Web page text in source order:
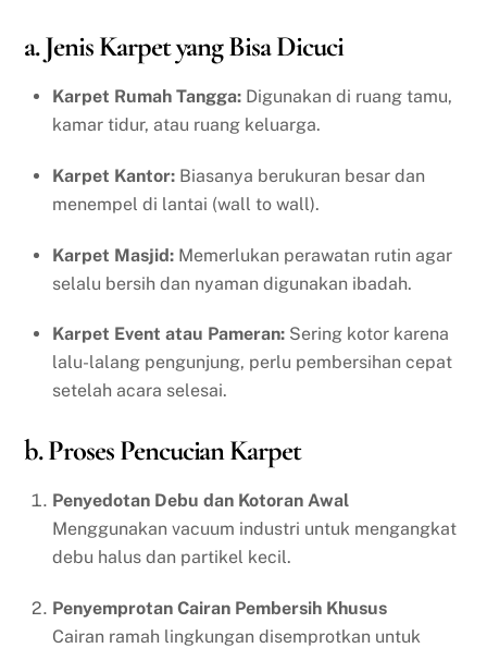
a. Jenis Karpet yang Bisa Dicuci
Karpet Rumah Tangga: Digunakan di ruang tamu,
kamar tidur, atau ruang keluarga.
Karpet Kantor: Biasanya berukuran besar dan
menempel di lantai (wall to wall).
Karpet Masjid: Memerlukan perawatan rutin agar
selalu bersih dan nyaman digunakan ibadah.
Karpet Event atau Pameran: Sering kotor karena
lalu-lalang pengunjung, perlu pembersihan cepat
setelah acara selesai.
b. Proses Pencucian Karpet
Penyedotan Debu dan Kotoran Awal
Menggunakan vacuum industri untuk mengangkat
debu halus dan partikel kecil.
Penyemprotan Cairan Pembersih Khusus
Cairan ramah lingkungan disemprotkan untuk